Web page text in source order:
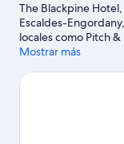
The Blackpine
Escaldes-
locales como Pitch
y piscina); si
Carlemany. ¿Te
Mostrar más